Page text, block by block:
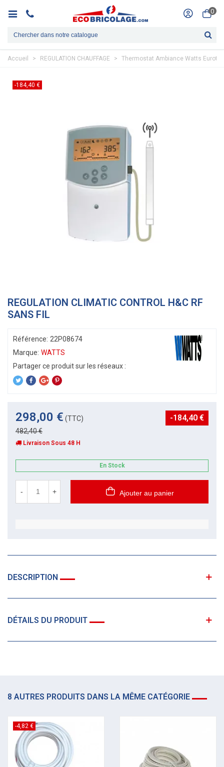
0
Accueil > REGULATION CHAUFFAGE > Thermostat Ambiance Watts
-184,40 €
REGULATION CLIMATIC CONTROL H&C RF
SANS FIL
Référence: 22P08674
Marque: WATTS
298,00 € (TTC)
482,40 €
-184,40 €
Livraison Sous 48 H
En Stock
- + Ajouter au panier
DESCRIPTION
DÉTAILS DU PRODUIT
8 AUTRES PRODUITS DANS LA MÊME CATÉGORIE
-4,82 €